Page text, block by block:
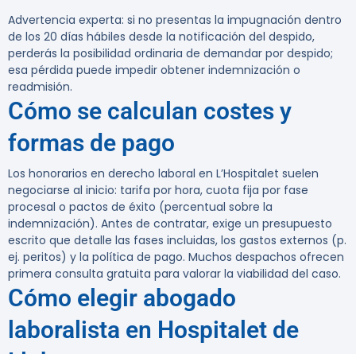
Advertencia experta: si no presentas la impugnación dentro
de los 20 días hábiles desde la notificación del despido,
perderás la posibilidad ordinaria de demandar por despido;
esa pérdida puede impedir obtener indemnización o
readmisión.
Cómo se calculan costes y
formas de pago
Los honorarios en derecho laboral en L’Hospitalet suelen
negociarse al inicio: tarifa por hora, cuota fija por fase
procesal o pactos de éxito (percentual sobre la
indemnización). Antes de contratar, exige un presupuesto
escrito que detalle las fases incluidas, los gastos externos (p.
ej. peritos) y la política de pago. Muchos despachos ofrecen
primera consulta gratuita para valorar la viabilidad del caso.
Cómo elegir abogado
laboralista en Hospitalet de